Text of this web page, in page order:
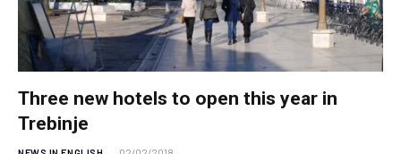
Three new hotels to open this year in
Trebinje